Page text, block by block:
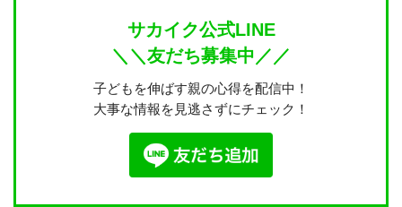
サカイク公式LINE
＼＼友だち募集中／／
子どもを伸ばす親の心得を配信中！
大事な情報を見逃さずにチェック！